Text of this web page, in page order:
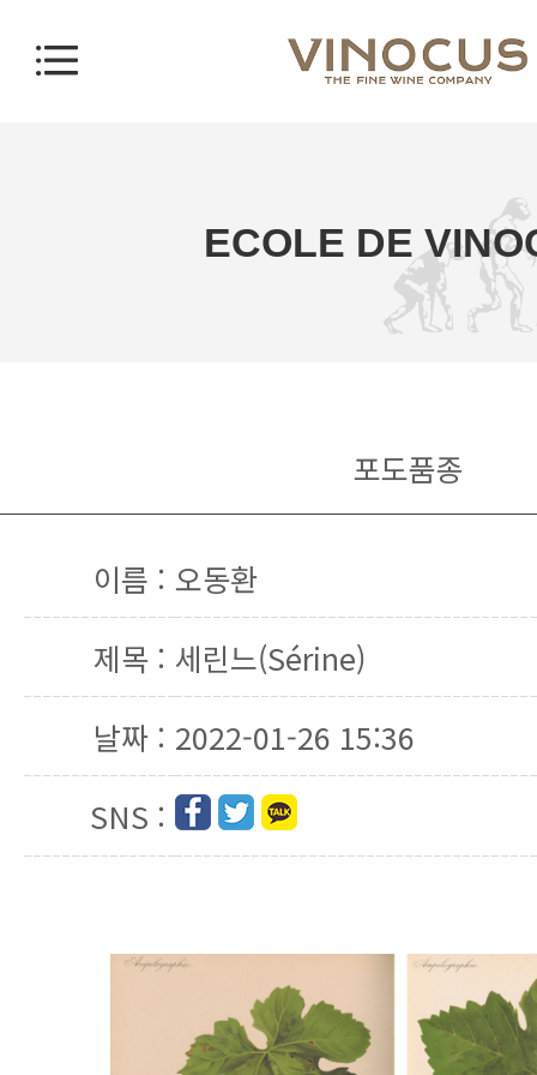
ECOLE DE
포도품종
이름 : 오동환
제목 : 세린느(Sérine)
날짜 : 2022-01-26 15:36
SNS :